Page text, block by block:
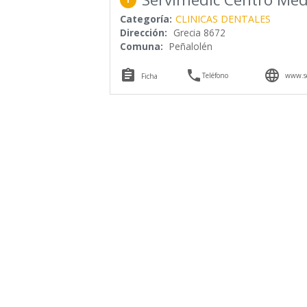
Categoría: CLINICAS DENTALES
Dirección: Grecia 8672
Comuna: Peñalolén
 Ficha Teléfono 